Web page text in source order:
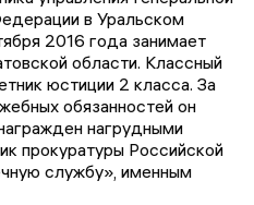
в Уральском
2016 года занимает
области. Классный
юстиции 2 класса. За
обязанностей он
нагрудными
прокуратуры Российской
службу», именным